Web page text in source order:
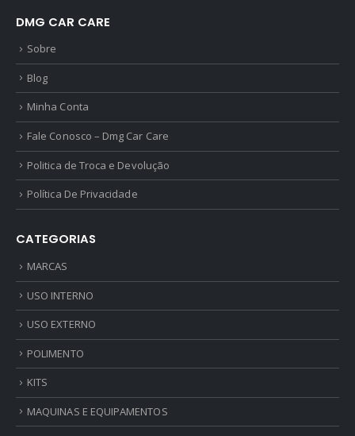
DMG CAR CARE
Sobre
Blog
Minha Conta
Fale Conosco – Dmg Car Care
Politica de Troca e Devolução
Política De Privacidade
CATEGORIAS
MARCAS
USO INTERNO
USO EXTERNO
POLIMENTO
KITS
MAQUINAS E EQUIPAMENTOS